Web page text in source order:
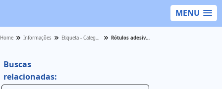
MENU
Home Informações Etiqueta - Categoria Rótulos adesivos para alimentos Campinas
Buscas
relacionadas: